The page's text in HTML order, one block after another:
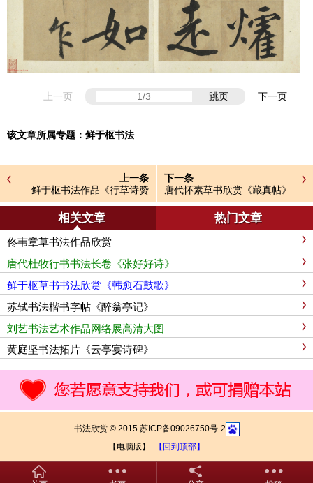
上一页 跳页 下一页
该文章所属专题： 鲜于枢书法
上一条
鲜于枢书法作品《行草诗赞
卷》
下一条
唐代怀素草书欣赏《藏真帖》
相关文章 热门文章
佟韦章草书法作品欣赏
唐代杜牧行书书法长卷《张好好诗》
鲜于枢草书书法欣赏《韩愈石鼓歌》
苏轼书法楷书字帖《醉翁亭记》
刘艺书法艺术作品网络展高清大图
黄庭坚书法拓片《云亭宴诗碑》
书法欣赏 © 2015 苏ICP备09026750号-2
【电脑版】
【回到顶部】